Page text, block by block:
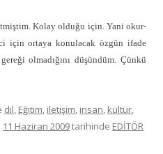
Kolay olduğu için. Yani okur-
için ortaya konulacak özgün ifade
olmadığını düşündüm. Çünkü
dil, Eğitim, iletişim, insan, kültür,
11 Haziran 2009tarihinde EDİTÖR